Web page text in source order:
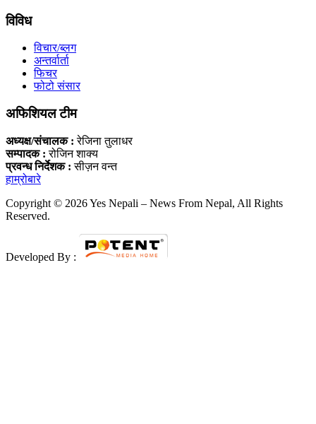
विविध
विचार/ब्लग
अन्तर्वार्ता
फिचर
फोटो संसार
अफिशियल टीम
अध्यक्ष/संचालक : रेजिना तुलाधर
सम्पादक : रोजिन शाक्य
प्रवन्ध निर्देशक : सीज़न वन्त
हाम्रोबारे
Copyright © 2026 Yes Nepali – News From Nepal, All Rights
Reserved.
Developed By :